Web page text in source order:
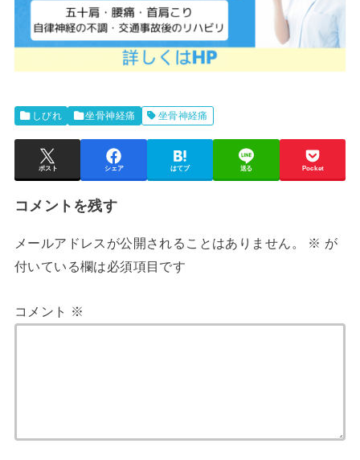
しびれ 坐骨神経痛 坐骨神経痛
ポスト シェア はてブ 送る Pocket
コメントを残す
メールアドレスが公開されることはありません。 ※ が
付いている欄は必須項目です
コメント ※